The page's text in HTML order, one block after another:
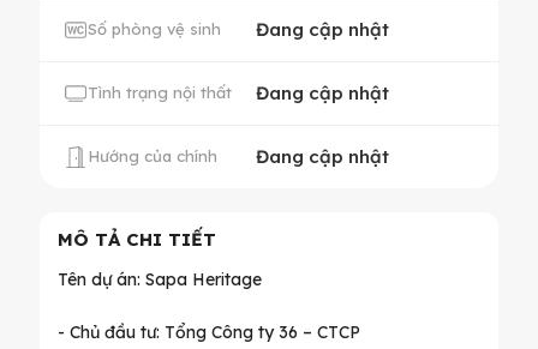
Số phòng vệ sinh Đang cập nhật
Tình trạng nội thất Đang cập nhật
Hướng của chính Đang cập nhật
MÔ TẢ CHI TIẾT
Tên dự án: Sapa Heritage
- Chủ đầu tư: Tổng Công ty 36 – CTCP